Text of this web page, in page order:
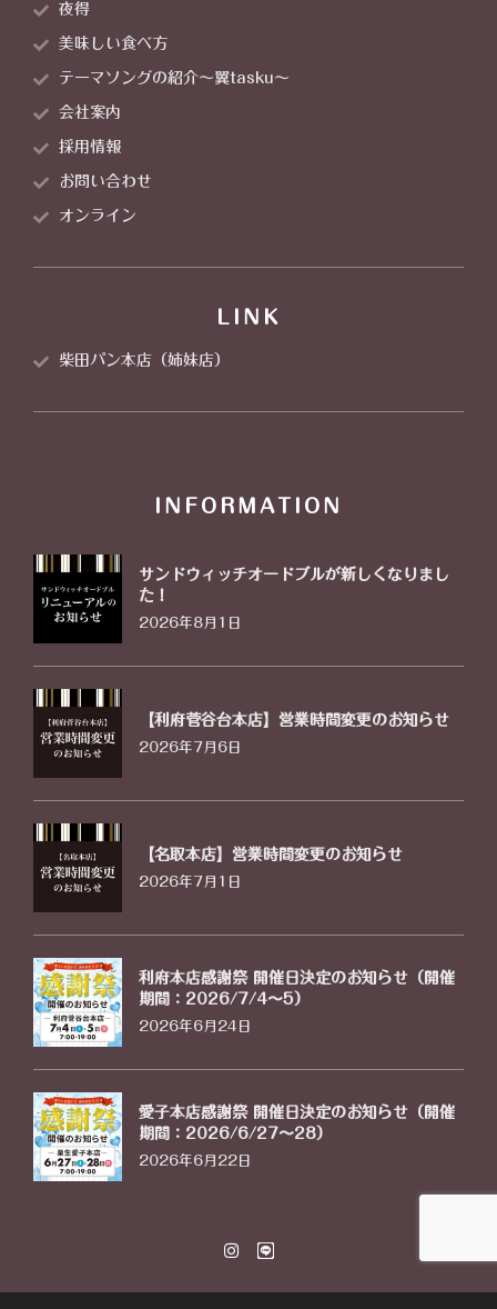
夜得
美味しい食べ方
テーマソングの紹介～翼tasku～
会社案内
採用情報
お問い合わせ
オンライン
LINK
柴田パン本店（姉妹店）
INFORMATION
サンドウィッチオードブルが新しくなりまし
た！
2026年8月1日
【利府菅谷台本店】営業時間変更のお知らせ
2026年7月6日
【名取本店】営業時間変更のお知らせ
2026年7月1日
利府本店感謝祭 開催日決定のお知らせ（開催
期間：2026/7/4〜5）
2026年6月24日
愛子本店感謝祭 開催日決定のお知らせ（開催
期間：2026/6/27〜28）
2026年6月22日